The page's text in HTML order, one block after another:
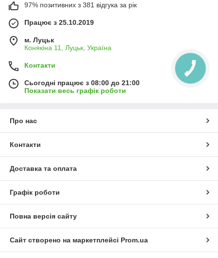
97% позитивних з 381 відгука за рік
Працює з 25.10.2019
м. Луцьк
Конякіна 11, Луцьк, Україна
Контакти
Сьогодні працює з 08:00 до 21:00
Показати весь графік роботи
Про нас
Контакти
Доставка та оплата
Графік роботи
Повна версія сайту
Сайт створено на маркетплейсі Prom.ua